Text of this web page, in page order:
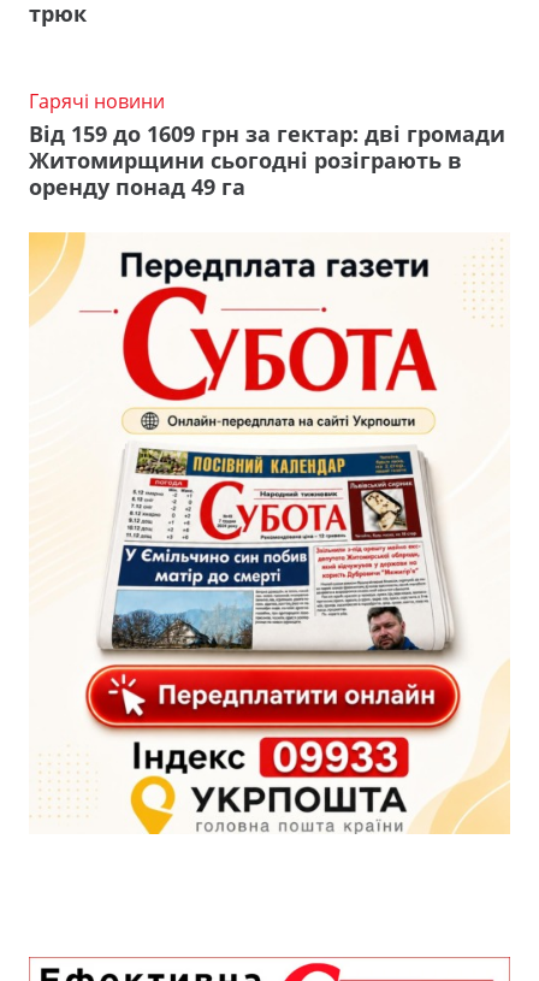
трюк
Гарячі новини
Від 159 до 1609 грн за гектар: дві громади
Житомирщини сьогодні розіграють в
оренду понад 49 га